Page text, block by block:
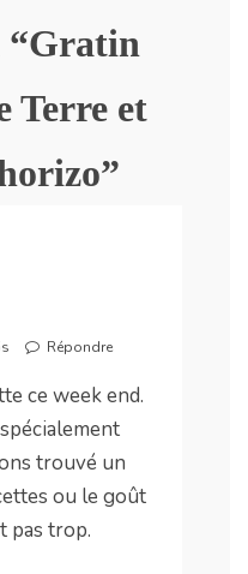
Gratin
Terre et
”
Répondre
ce week end.
trouvé un
ou le goût
pas trop.